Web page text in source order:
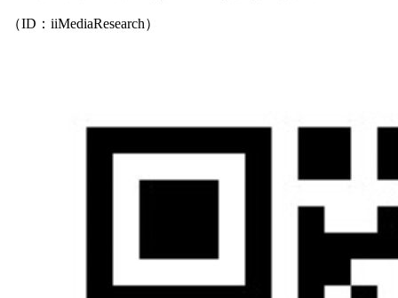
（ID：iiMediaResearch）